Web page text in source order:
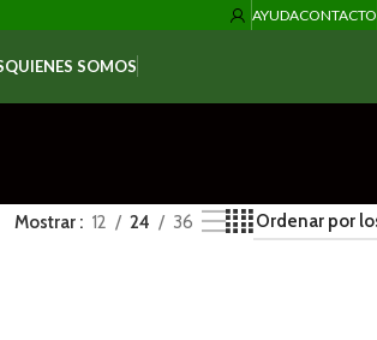
AYUDACONTACTO
QUIENES SOMOS
Mostrar 12 24 36